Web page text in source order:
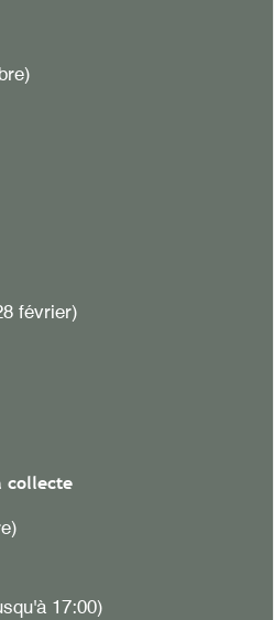
février)
collecte
17:00)